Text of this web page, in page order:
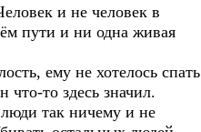
и не человек в
пути и ни одна живая
ему не хотелось спать
то здесь значил.
так ничему и не